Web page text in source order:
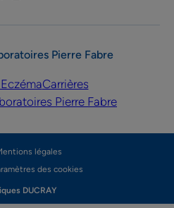
Pierre Fabre
Carrières
Pierre Fabre
légales
des cookies
DUCRAY